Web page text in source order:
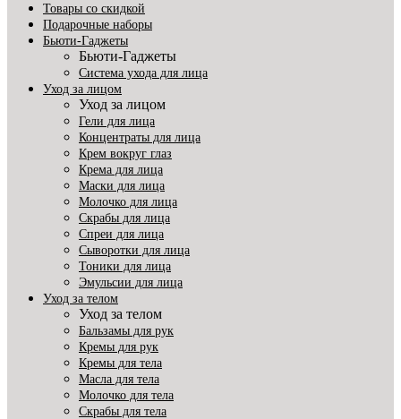
Товары со скидкой
Подарочные наборы
Бьюти-Гаджеты
Бьюти-Гаджеты
Система ухода для лица
Уход за лицом
Уход за лицом
Гели для лица
Концентраты для лица
Крем вокруг глаз
Крема для лица
Маски для лица
Молочко для лица
Скрабы для лица
Спреи для лица
Сыворотки для лица
Тоники для лица
Эмульсии для лица
Уход за телом
Уход за телом
Бальзамы для рук
Кремы для рук
Кремы для тела
Масла для тела
Молочко для тела
Скрабы для тела